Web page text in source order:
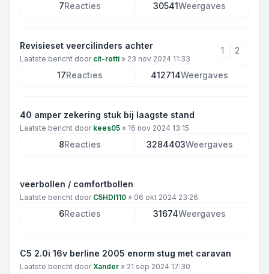
7Reacties 30541Weergaves
Revisieset veercilinders achter
Laatste bericht door cit-rotti » 23 nov 2024 11:33
1 2
17Reacties 412714Weergaves
40 amper zekering stuk bij laagste stand
Laatste bericht door kees05 » 16 nov 2024 13:15
8Reacties 3284403Weergaves
veerbollen / comfortbollen
Laatste bericht door C5HDI110 » 06 okt 2024 23:26
6Reacties 31674Weergaves
C5 2.0i 16v berline 2005 enorm stug met caravan
Laatste bericht doorXander » 21 sep 2024 17:30